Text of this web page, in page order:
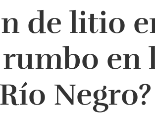
de litio
en
Negro?